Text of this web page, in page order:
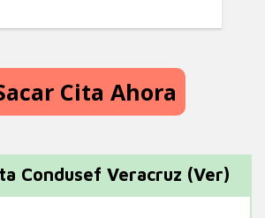
Cita Ahora
Condusef Veracruz (Ver)